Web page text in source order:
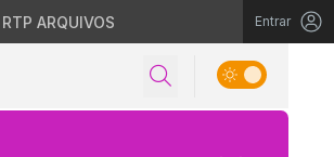
RTP ARQUIVOS Entrar